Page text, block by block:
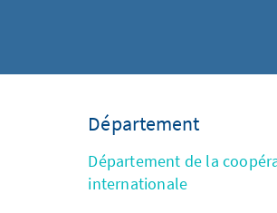
Département
Département de la
internationale